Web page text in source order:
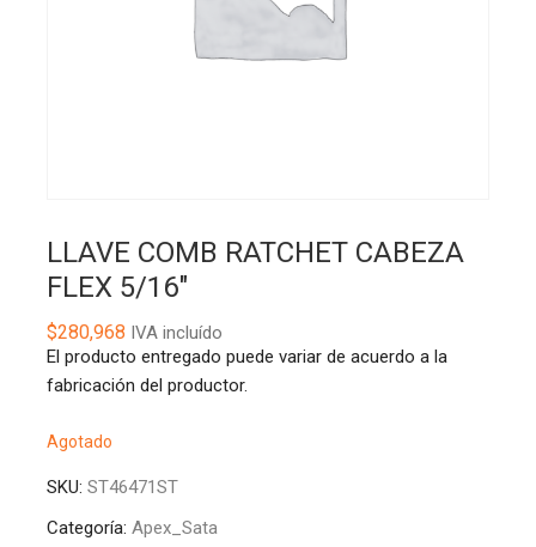
LLAVE COMB RATCHET CABEZA
FLEX 5/16″
$280,968 IVA incluído
El producto entregado puede variar de acuerdo a la
fabricación del productor.
Agotado
SKU: ST46471ST
Categoría: Apex_Sata